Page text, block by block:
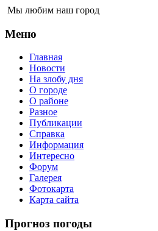
Мы любим наш город
Меню
Главная
Новости
На злобу дня
О городе
О районе
Разное
Публикации
Справка
Информация
Интересно
Форум
Галерея
Фотокарта
Карта сайта
Прогноз погоды